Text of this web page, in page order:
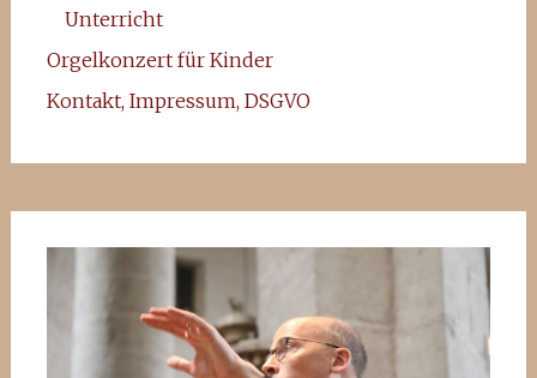
Unterricht
Orgelkonzert für Kinder
Kontakt, Impressum, DSGVO